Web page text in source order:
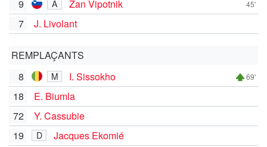
9 A Žan Vipotnik 45'
7 J. Livolant
REMPLAÇANTS
8
M I. Sissokho 69'
18
E. Biumla
72
Y. Cassubie
19
D
Jacques Ekomié